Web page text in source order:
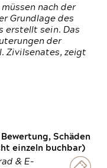
nach der
Grundlage des
erstellt sein. Das
der
Zivilsenates, zeigt
Schäden
einzeln buchbar)
& E-